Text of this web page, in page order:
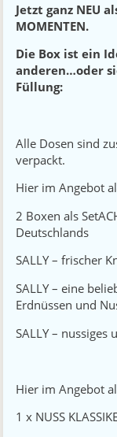
Jetzt ganz NEU
MOMENTEN.
Die Box ist ein
anderen…oder
Füllung:
Alle Dosen sind
verpackt.
Hier im Angebot
2 Boxen als
Deutschlands
SALLY – frischer
SALLY – eine
Erdnüssen und
SALLY – nussiges
Hier im Angebot
1 x NUSS